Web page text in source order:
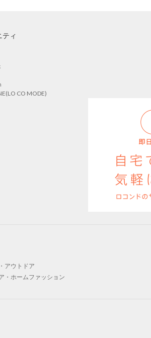
ティ
CO MODE)
アウトドア
・ホームファッション